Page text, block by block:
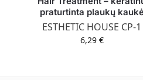
praturtinta plaukų
ESTHETIC HOUSE CP-1
6,29 €